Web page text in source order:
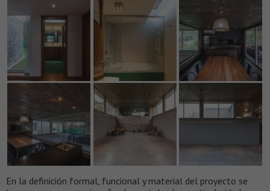
En la definición formal, funcional y material del proyecto se